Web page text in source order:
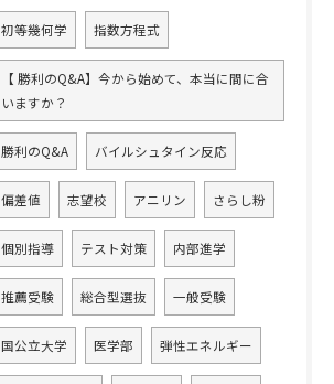
初等幾何学 指数方程式
【 勝利のQ&A】今から始めて、本当に間に合
いますか？
勝利のQ&A バイルシュタイン反応
偏差値 志望校 アニリン さらし粉
個別指導 テスト対策 内部進学
推薦受験 総合型選抜 一般受験
国公立大学 医学部 弾性エネルギー